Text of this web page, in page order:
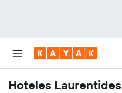
Hoteles Laurentides